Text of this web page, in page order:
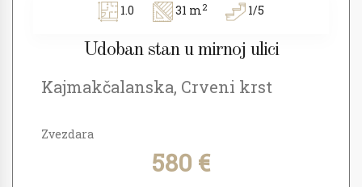
1.0 31 m2 1/5
Udoban stan u mirnoj ulici
Kajmakčalanska, Crveni krst
Zvezdara
580 €